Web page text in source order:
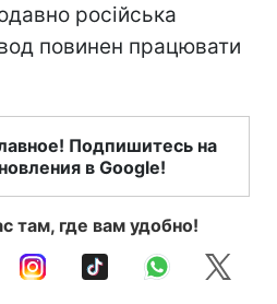
російська
повинен працювати
Подпишитесь на
в Google!
там, где вам удобно!